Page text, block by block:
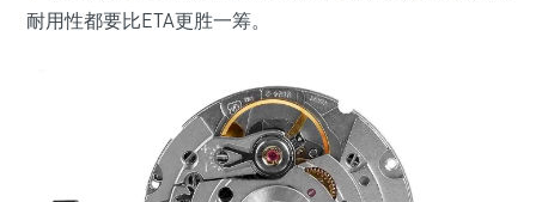
耐用性都要比ETA更胜一筹。